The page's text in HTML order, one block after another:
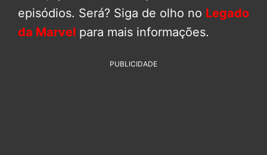
episódios. Será? Siga de olho no Legado
da Marvel para mais informações.
PUBLICIDADE